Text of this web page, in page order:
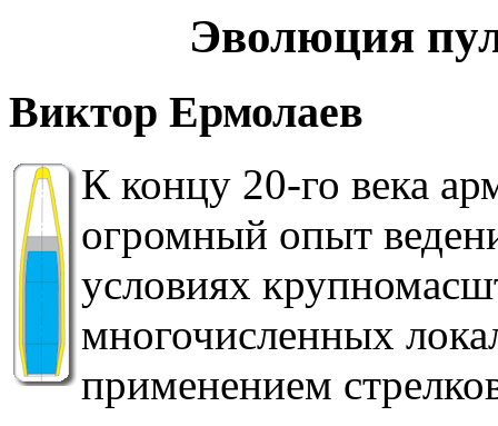
Эволюция
Виктор Ермолаев
К концу 20-го века
огромный опыт
условиях
многочисленных
применением